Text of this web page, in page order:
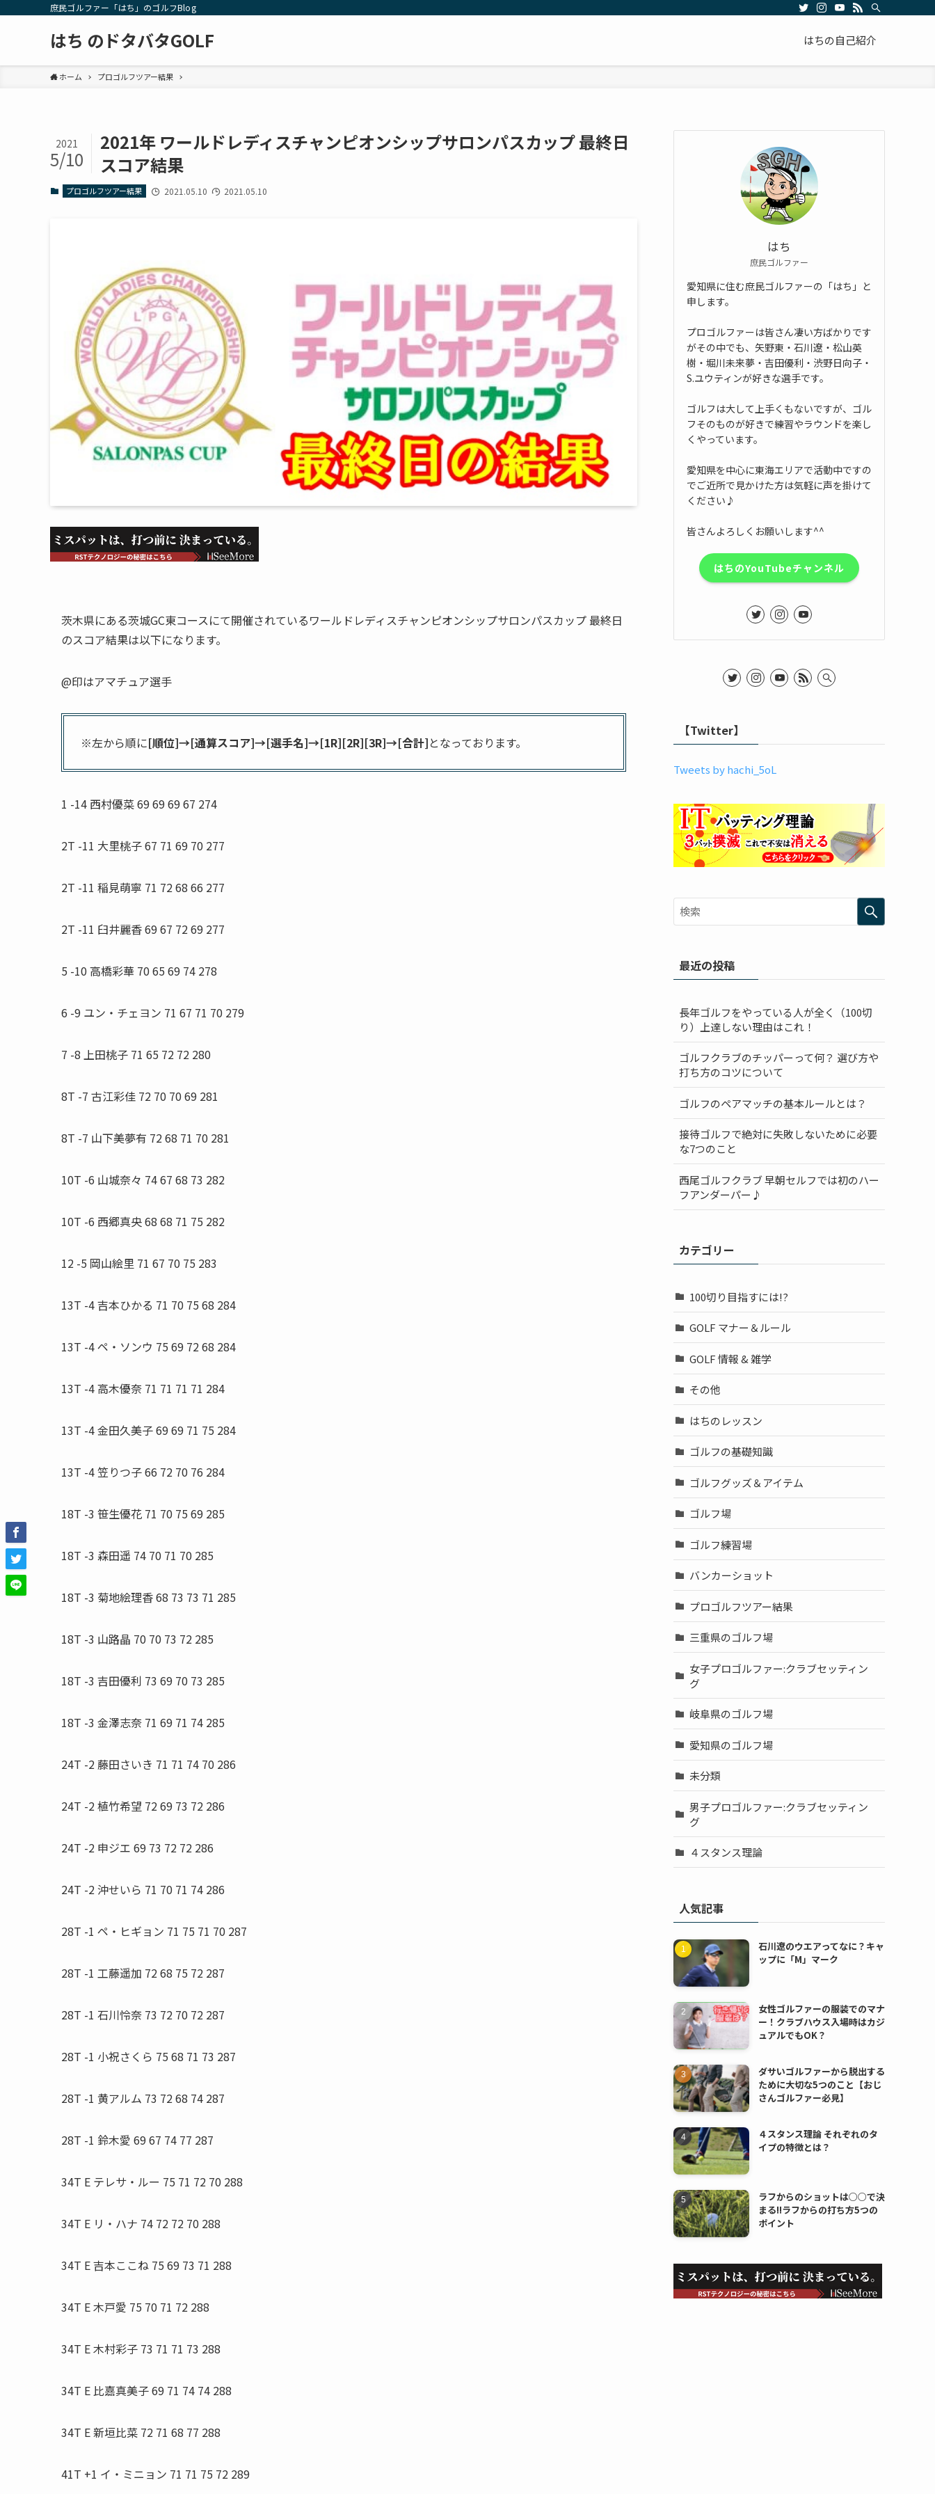
庶民ゴルファー「はち」のゴルフBlog
はち のドタバタGOLF はちの自己紹介
ホーム プロゴルフツアー結果
2021年 ワールドレディスチャンピオンシップサロンパスカップ 最終日
スコア結果
2021
5/10
プロゴルフツアー結果 2021.05.10 2021.05.10
茨木県にある茨城GC東コースにて開催されているワールドレディスチャンピオンシップサロンパスカップ 最終日
のスコア結果は以下になります。
@印はアマチュア選手
※左から順に[順位]→[通算スコア]→[選手名]→[1R][2R][3R]→[合計]となっております。
1 -14 西村優菜 69 69 69 67 274
2T -11 大里桃子 67 71 69 70 277
2T -11 稲見萌寧 71 72 68 66 277
2T -11 臼井麗香 69 67 72 69 277
5 -10 高橋彩華 70 65 69 74 278
6 -9 ユン・チェヨン 71 67 71 70 279
7 -8 上田桃子 71 65 72 72 280
8T -7 古江彩佳 72 70 70 69 281
8T -7 山下美夢有 72 68 71 70 281
10T -6 山城奈々 74 67 68 73 282
10T -6 西郷真央 68 68 71 75 282
12 -5 岡山絵里 71 67 70 75 283
13T -4 吉本ひかる 71 70 75 68 284
13T -4 ペ・ソンウ 75 69 72 68 284
13T -4 高木優奈 71 71 71 71 284
13T -4 金田久美子 69 69 71 75 284
13T -4 笠りつ子 66 72 70 76 284
18T -3 笹生優花 71 70 75 69 285
18T -3 森田遥 74 70 71 70 285
18T -3 菊地絵理香 68 73 73 71 285
18T -3 山路晶 70 70 73 72 285
18T -3 吉田優利 73 69 70 73 285
18T -3 金澤志奈 71 69 71 74 285
24T -2 藤田さいき 71 71 74 70 286
24T -2 植竹希望 72 69 73 72 286
24T -2 申ジエ 69 73 72 72 286
24T -2 沖せいら 71 70 71 74 286
28T -1 ペ・ヒギョン 71 75 71 70 287
28T -1 工藤遥加 72 68 75 72 287
28T -1 石川怜奈 73 72 70 72 287
28T -1 小祝さくら 75 68 71 73 287
28T -1 黄アルム 73 72 68 74 287
28T -1 鈴木愛 69 67 74 77 287
34T E テレサ・ルー 75 71 72 70 288
34T E リ・ハナ 74 72 72 70 288
34T E 吉本ここね 75 69 73 71 288
34T E 木戸愛 75 70 71 72 288
34T E 木村彩子 73 71 71 73 288
34T E 比嘉真美子 69 71 74 74 288
34T E 新垣比菜 72 71 68 77 288
41T +1 イ・ミニョン 71 71 75 72 289
はち
庶民ゴルファー
愛知県に住む庶民ゴルファーの「はち」と
申します。
プロゴルファーは皆さん凄い方ばかりです
がその中でも、矢野東・石川遼・松山英
樹・堀川未来夢・吉田優利・渋野日向子・
S.ユウティンが好きな選手です。
ゴルフは大して上手くもないですが、ゴル
フそのものが好きで練習やラウンドを楽し
くやっています。
愛知県を中心に東海エリアで活動中ですの
でご近所で見かけた方は気軽に声を掛けて
ください♪
皆さんよろしくお願いします^^
はちのYouTubeチャンネル
【Twitter】
Tweets by hachi_5oL
最近の投稿
長年ゴルフをやっている人が全く（100切
り）上達しない理由はこれ！
ゴルフクラブのチッパーって何？ 選び方や
打ち方のコツについて
ゴルフのペアマッチの基本ルールとは？
接待ゴルフで絶対に失敗しないために必要
な7つのこと
西尾ゴルフクラブ 早朝セルフでは初のハー
フアンダーパー♪
カテゴリー
100切り目指すには!?
GOLF マナー＆ルール
GOLF 情報 & 雑学
その他
はちのレッスン
ゴルフの基礎知識
ゴルフグッズ＆アイテム
ゴルフ場
ゴルフ練習場
バンカーショット
プロゴルフツアー結果
三重県のゴルフ場
女子プロゴルファー:クラブセッティン
グ
岐阜県のゴルフ場
愛知県のゴルフ場
未分類
男子プロゴルファー:クラブセッティン
グ
４スタンス理論
人気記事
石川遼のウエアってなに？キャ
ップに「M」マーク
女性ゴルファーの服装でのマナ
ー！クラブハウス入場時はカジ
ュアルでもOK？
ダサいゴルファーから脱出する
ために大切な5つのこと【おじ
さんゴルファー必見】
４スタンス理論 それぞれのタ
イプの特徴とは？
ラフからのショットは○○で決
まる!!ラフからの打ち方5つの
ポイント